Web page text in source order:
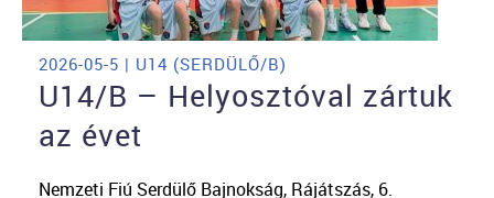
2026-05-5 | U14 (SERDÜLŐ/B)
U14/B – Helyosztóval zártuk
az évet
Nemzeti Fiú Serdülő Bajnokság, Rájátszás, 6.